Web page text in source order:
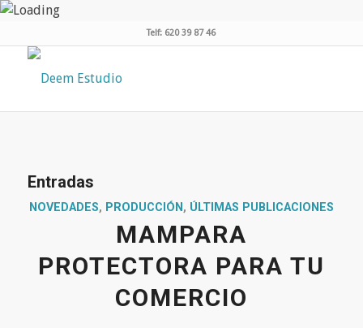
Telf: 620 39 87 46
Entradas
NOVEDADES, PRODUCCIÓN , ÚLTIMAS PUBLICACIONES
MAMPARA
PROTECTORA PARA TU
COMERCIO